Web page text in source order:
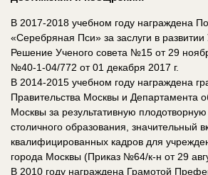
В 2017-2018 учебном году награждена
«Серебряная Пси» за заслуги в развитии
Решение Ученого совета №15 от 29
№40-1-04/772 от 01 декабря 2017 г.
В 2014-2015 учебном году награждена
Правительства Москвы и Департамента
Москвы за результативную
столичного образования, значительный
квалифицированных кадров для
города Москвы (Приказ №64/к-н от 29
В 2010 году награждена Грамотой